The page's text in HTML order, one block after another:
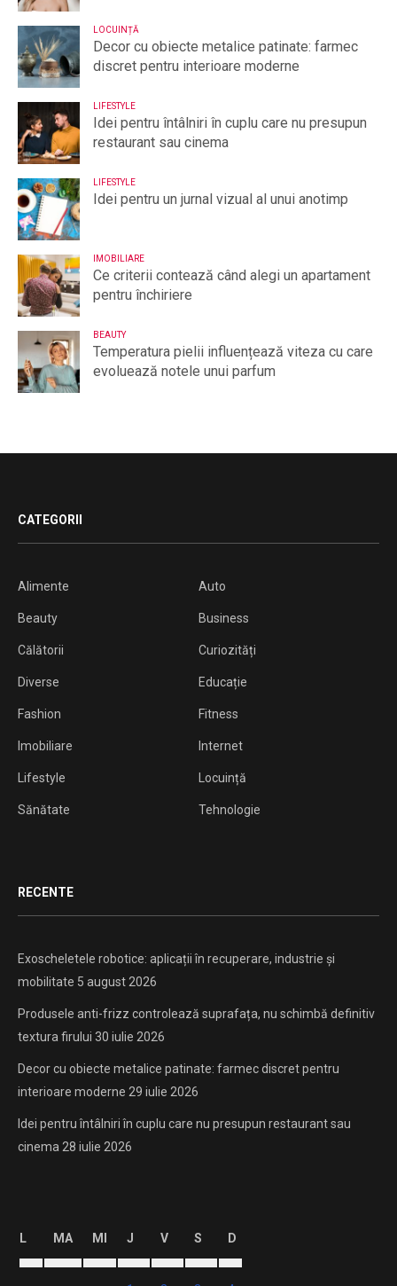
LOCUINȚĂ
Decor cu obiecte metalice patinate: farmec
discret pentru interioare moderne
LIFESTYLE
Idei pentru întâlniri în cuplu care nu presupun
restaurant sau cinema
LIFESTYLE
Idei pentru un jurnal vizual al unui anotimp
IMOBILIARE
Ce criterii contează când alegi un apartament
pentru închiriere
BEAUTY
Temperatura pielii influențează viteza cu care
evoluează notele unui parfum
CATEGORII
Alimente Auto
Beauty Business
Călătorii Curiozități
Diverse Educație
Fashion Fitness
Imobiliare Internet
Lifestyle Locuință
Sănătate Tehnologie
RECENTE
Exoscheletele robotice: aplicații în recuperare, industrie și
mobilitate 5 august 2026
Produsele anti-frizz controlează suprafața, nu schimbă definitiv
textura firului 30 iulie 2026
Decor cu obiecte metalice patinate: farmec discret pentru
interioare moderne 29 iulie 2026
Idei pentru întâlniri în cuplu care nu presupun restaurant sau
cinema28 iulie 2026
L MA MI J V S D